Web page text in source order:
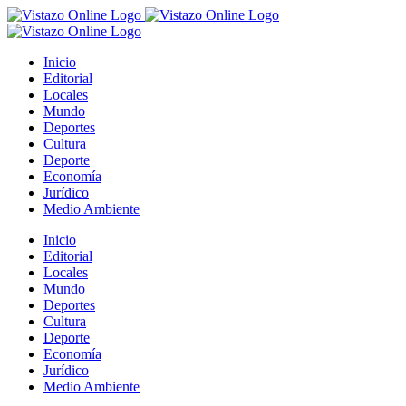
Saltar
al
Inicio
Editorial
Locales
Mundo
Deportes
Cultura
Deporte
Economía
Jurídico
Medio Ambiente
Inicio
Editorial
Locales
Mundo
Deportes
Cultura
Deporte
Economía
Jurídico
Medio Ambiente